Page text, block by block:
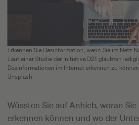
Erkennen Sie Desinformation, wenn Sie im Netz
Laut einer Studie der Initiative D21 glaubten
Desinformationen im Internet erkennen zu
Unsplash
Wüssten Sie auf Anhieb, woran Sie
erkennen können und wo der